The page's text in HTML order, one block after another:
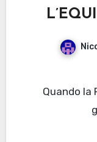
Quando la Passione Sportiva oscilla tra